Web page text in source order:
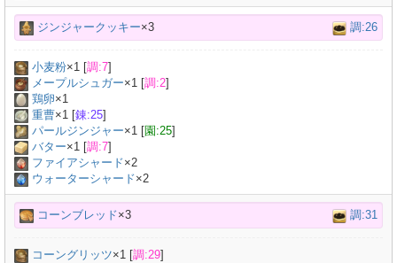
ジンジャークッキー×3 調:26
小麦粉×1 [調:7]
メープルシュガー×1 [調:2]
鶏卵×1
重曹×1 [錬:25]
パールジンジャー×1 [園:25]
バター×1 [調:7]
ファイアシャード×2
ウォーターシャード×2
コーンブレッド×3 調:31
コーングリッツ×1 [調:29]